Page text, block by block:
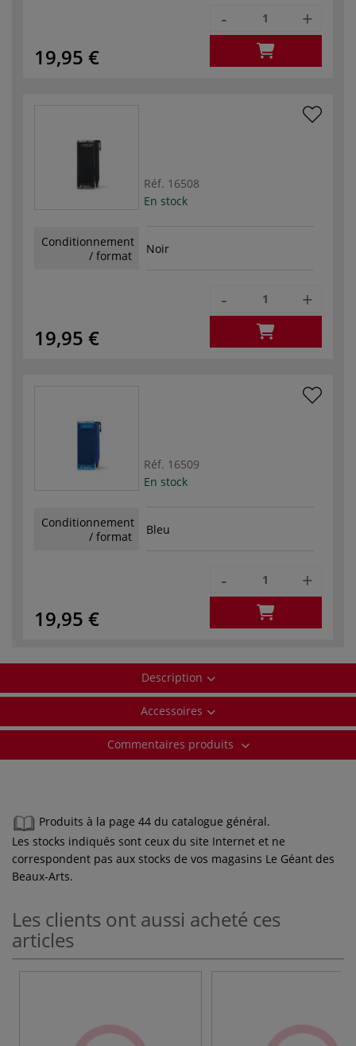
19,95 €
- +
Réf. 16508
En stock
Conditionnement
/ format
Noir
19,95 €
- +
Réf. 16509
En stock
Conditionnement
/ format
Bleu
19,95 €
- +
Description
Accessoires
Commentaires produits
Produits à la page 44 du catalogue général.
Les stocks indiqués sont ceux du site Internet et ne
correspondent pas aux stocks de vos magasins Le Géant des
Beaux-Arts.
Les clients ont aussi acheté ces
articles